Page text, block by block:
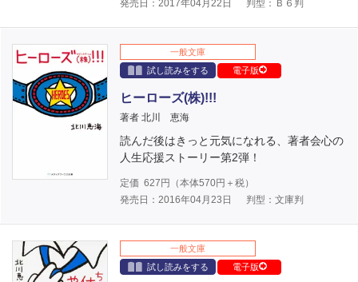
発売日：2017年04月22日
判型：Ｂ６判
一般文庫
試し読みをする
電子版
ヒーローズ(株)!!!
著者 北川 恵海
読んだ後はきっと元気になれる、著者会心の
人生応援ストーリー第2弾！
定価 627 円（本体570円＋税）
発売日：2016年04月23日
判型：文庫判
一般文庫
試し読みをする
電子版